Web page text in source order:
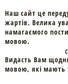
Наш сайт це
жартів. Велика
намагаємого
мовою.
Видасть Вам
мовою, які мають